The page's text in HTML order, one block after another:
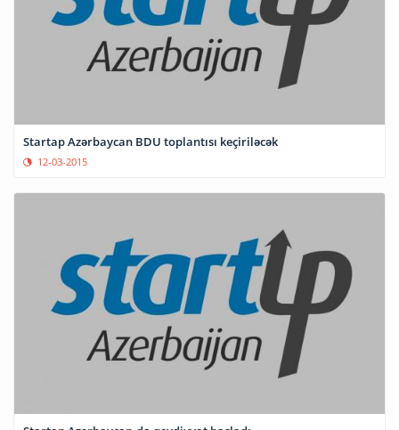
Startap Azərbaycan BDU toplantısı keçiriləcək
12-03-2015